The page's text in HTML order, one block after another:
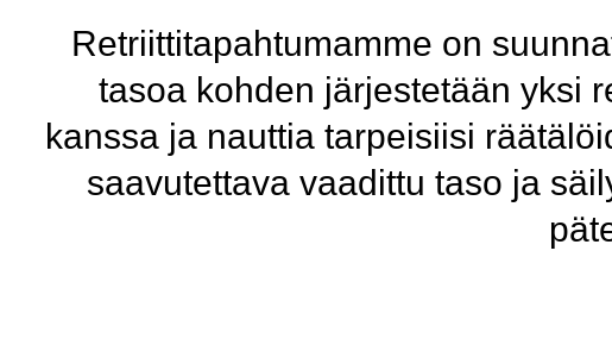
Retriittitapahtumamme on
tasoa kohden järjestetään yksi
kanssa ja nauttia tarpeisiisi
saavutettava vaadittu taso ja